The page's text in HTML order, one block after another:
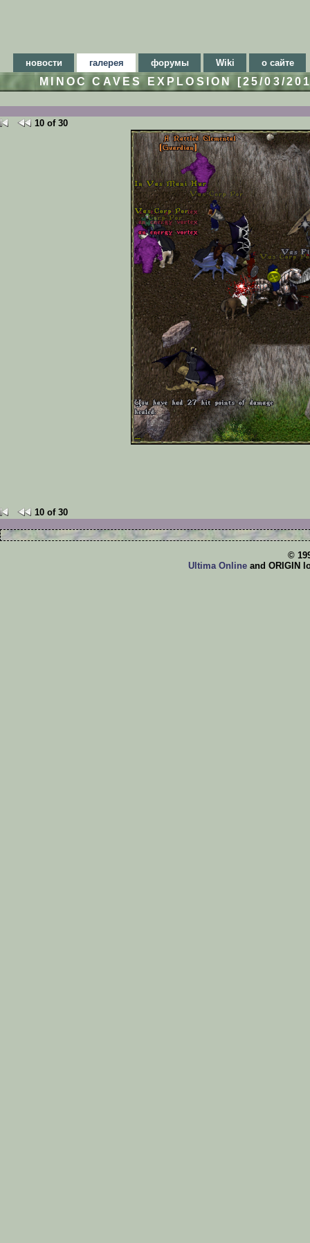
новости галерея форумы Wiki о сайте
MINOC CAVES EXPLOSION [25/03/
10 of 30
10 of 30
©
Ultima Online and ORIGIN